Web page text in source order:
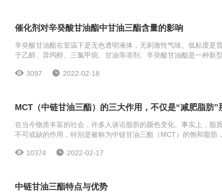
催化剂对辛癸酸甘油酯中甘油三酯含量的影响
辛癸酸甘油酯在室温下是无色透明液体，无刺激性气味。低粘度是
于乙醇、异丙醇、三氯甲烷、甘油等溶剂。辛癸酸甘油酯是一种新
3097
2022-02-18
MCT（中链甘油三酯）的三大作用，不仅是“减肥脂肪”
在当今物质丰富的社会，许多人谈论脂肪的颜色变化。事实上，脂
不可或缺的作用，特别是被称为中链甘油三酯（MCT）的饱和脂
10374
2022-02-17
中链甘油三酯特点与优势